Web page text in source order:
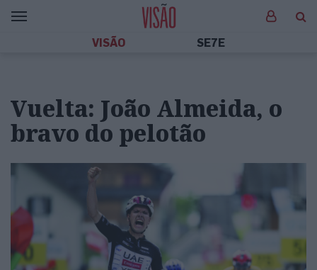
VISÃO SE7E
Vuelta: João Almeida, o
bravo do pelotão